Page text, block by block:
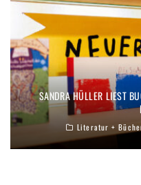
SANDRA HÜLLER LIEST
Literatur +